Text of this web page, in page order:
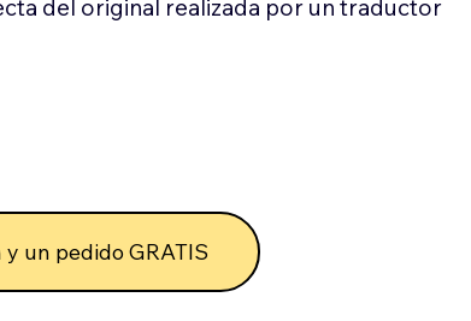
del original realizada por un traductor
un pedido GRATIS